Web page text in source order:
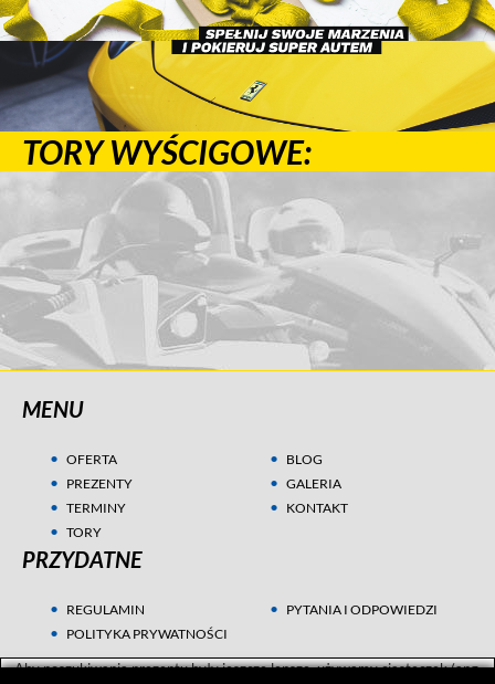
TORY WYŚCIGOWE:
MENU
OFERTA
PREZENTY
TERMINY
TORY
BLOG
GALERIA
KONTAKT
PRZYDATNE
REGULAMIN
POLITYKA PRYWATNOŚCI
PYTANIA I ODPOWIEDZI
Aby poszukiwania prezentu były jeszcze lepsze, używamy ciasteczek (ang.